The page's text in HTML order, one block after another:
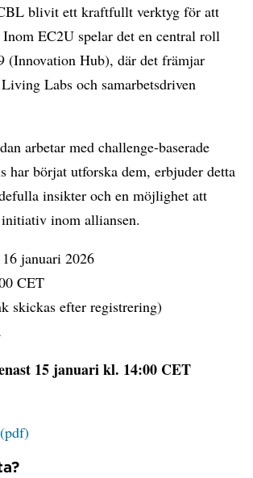
blivit ett kraftfullt verktyg för att
EC2U spelar det en central roll
(Innovation Hub), där det främjar
Labs och samarbetsdriven
arbetar med challenge-baserade
har börjat utforska dem, erbjuder detta
insikter och en möjlighet att
inom alliansen.
januari 2026
CET
skickas efter registrering)
15 januari kl. 14:00 CET